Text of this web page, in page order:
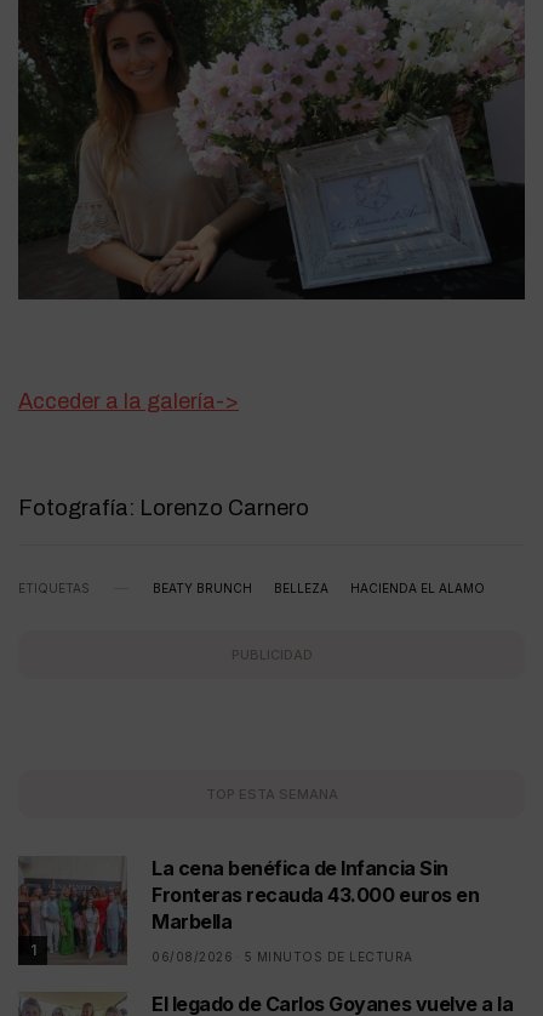
Acceder a la galería->
Fotografía: Lorenzo Carnero
ETIQUETAS BEATY BRUNCH BELLEZA HACIENDA EL ALAMO
PUBLICIDAD
TOP ESTA SEMANA
1
La cena benéfica de Infancia Sin
Fronteras recauda 43.000 euros en
Marbella
06/08/2026 5 MINUTOS DE LECTURA
El legado de Carlos Goyanes vuelve a la